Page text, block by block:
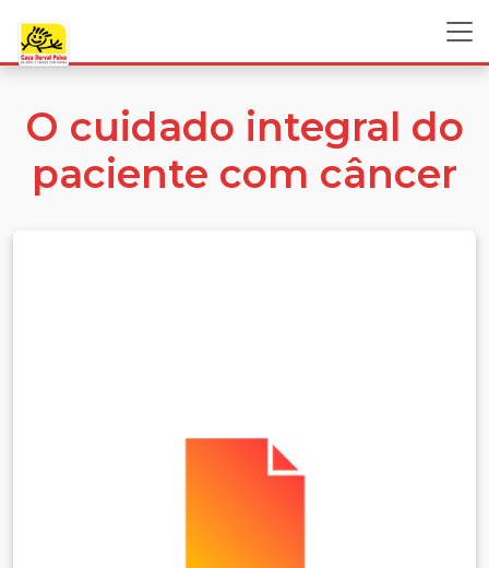
O cuidado integral do
paciente com câncer